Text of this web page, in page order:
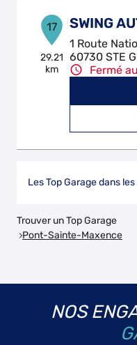
17
29.21
km
SWING
1 Route
60730 STE
Fermé
Les Top Garage dans
Trouver un Top Garage
Pont-Sainte-Maxence
NOS